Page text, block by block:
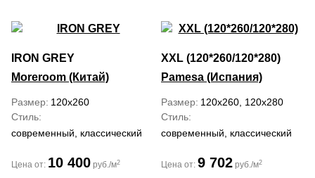
IRON GREY
Moreroom (Китай)
Размер 120x260
Стиль
современный, классический
Цена от: 10 400 руб./м2
XXL (120*260/120*280)
Pamesa (Испания)
Размер 120x260, 120x280
Стиль
современный, классический
Цена от: 9 702 руб./м2